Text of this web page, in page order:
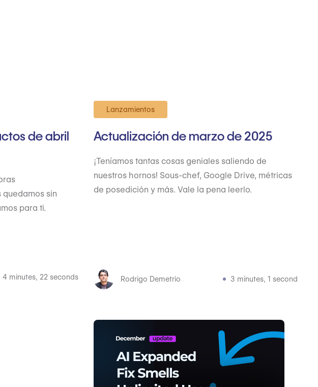
de abril
quedamos sin
para ti.
4 minutes, 22 seconds
Lanzamientos
Actualización de marzo de 2025
¡Teníamos tantas cosas geniales saliendo de
nuestros hornos! Sous-chef, Google Drive, métricas
de posedición y más. Vale la pena leerlo.
Rodrigo Demetrio 3 minutes, 1 second